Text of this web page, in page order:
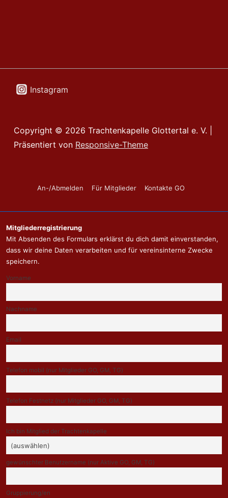
Instagram
Copyright © 2026 Trachtenkapelle Glottertal e. V.
Präsentiert von Responsive-Theme
Footer-
An-/Abmelden Für Mitglieder Kontakte GO
Mitgliederregistrierung
Mit Absenden des Formulars erklärst du dich damit einverstanden,
dass wir deine Daten verarbeiten und für vereinsinterne Zwecke
speichern.
Vorname
Nachname
Email
Telefon mobil (nur Mitglieder GO, GM, TG)
Telefon Festnetz (nur Mitglieder GO, GM, TG)
Ich bin Mitglied der Trachtenkapelle
gewünschter Benutzername (nur Aktive GO, GM, TG)
Gruppierung/en